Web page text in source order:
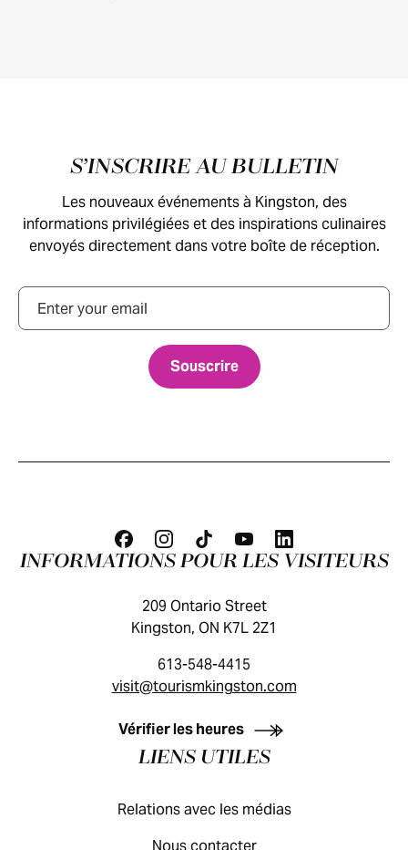
Pied de pageS’INSCRIRE AU BULLETIN
Les nouveaux événements à Kingston, des
informations privilégiées et des inspirations culinaires
envoyés directement dans votre boîte de réception.
Courriel
GUIDE DES VISITEURS
INFORMATIONS POUR LES VISITEURS
209 Ontario Street
Kingston, ON K7L 2Z1
613-548-4415
visit@tourismkingston.com
Vérifier les heures
LIENS UTILES
Relations avec les médias
Nous contacter